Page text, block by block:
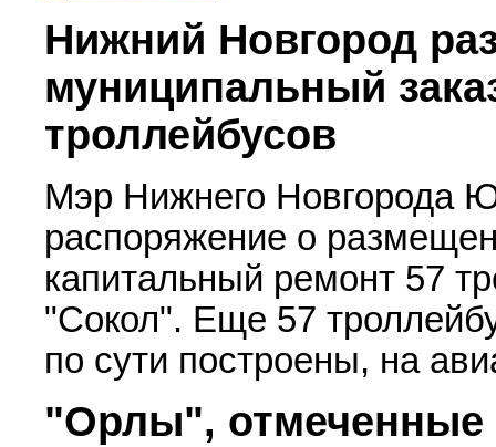
Нижний Новгород
муниципальный
троллейбусов
Мэр Нижнего Новгорода
распоряжение о
капитальный ремонт 57
"Сокол". Еще 57
по сути построены, на
"Орлы", отмеченные